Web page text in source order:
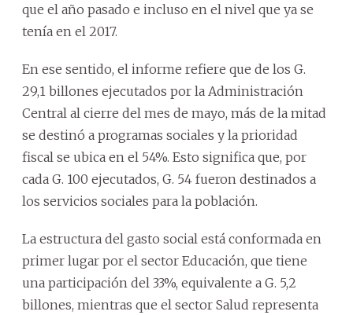
que el año pasado e incluso en el nivel que ya se
tenía en el 2017.
En ese sentido, el informe refiere que de los G.
29,1 billones ejecutados por la Administración
Central al cierre del mes de mayo, más de la mitad
se destinó a programas sociales y la prioridad
fiscal se ubica en el 54%. Esto significa que, por
cada G. 100 ejecutados, G. 54 fueron destinados a
los servicios sociales para la población.
La estructura del gasto social está conformada en
primer lugar por el sector Educación, que tiene
una participación del 33%, equivalente a G. 5,2
billones, mientras que el sector Salud representa